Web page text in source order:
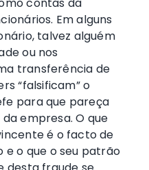
Em alguns
talvez alguém
ou nos
transferência de
“falsificam” o
para que pareça
empresa. O que
é o facto de
e o que o seu patrão